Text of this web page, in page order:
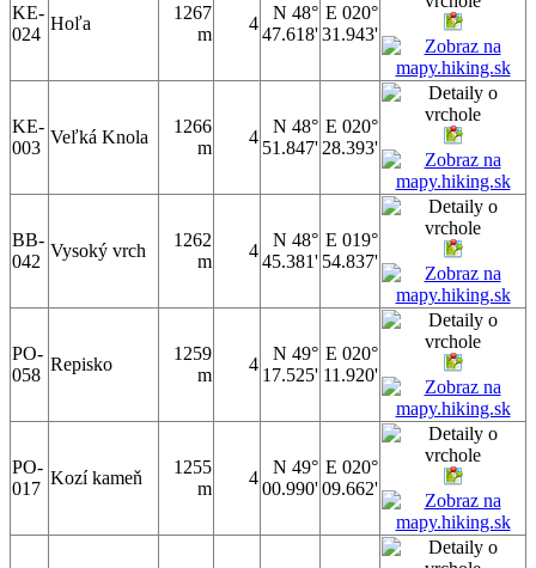
KE-
024
Hoľa
1267
m
4
N 48°
47.618'
E 020°
31.943'
KE-
003
Veľká Knola
1266
m
4
N 48°
51.847'
E 020°
28.393'
BB-
042
Vysoký vrch
1262
m
4
N 48°
45.381'
E 019°
54.837'
PO-
058
Repisko
1259
m
4
N 49°
17.525'
E 020°
11.920'
PO-
017
Kozí kameň
1255
m
4
N 49°
00.990'
E 020°
09.662'